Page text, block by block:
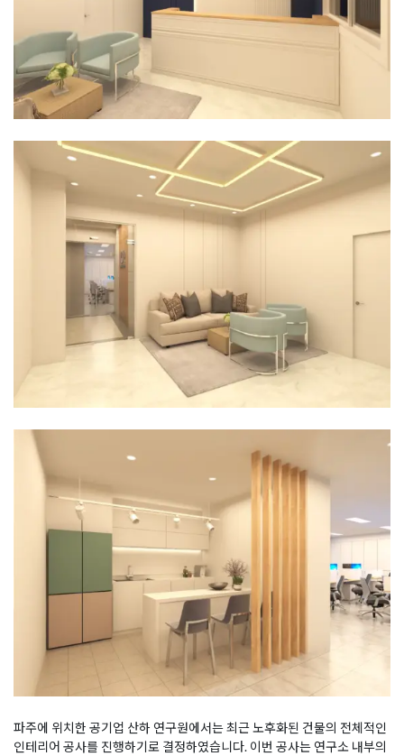
파주에 위치한 공기업 산하 연구원에서는 최근 노후화된 건물의 전체적인
인테리어 공사를 진행하기로 결정하였습니다. 이번 공사는 연구소 내부의